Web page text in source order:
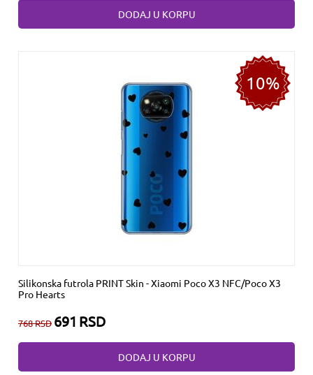
DODAJ U KORPU
10%
Silikonska futrola PRINT Skin - Xiaomi Poco X3 NFC/Poco X3
Pro Hearts
768RSD 691 RSD
DODAJ U KORPU